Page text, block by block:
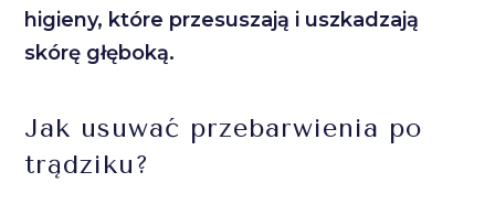
higieny, które przesuszają i uszkadzają
skórę głęboką.
Jak usuwać przebarwienia po
trądziku?